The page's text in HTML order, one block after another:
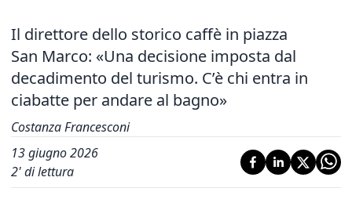
Il direttore dello storico caffè in piazza
San Marco: «Una decisione imposta dal
decadimento del turismo. C’è chi entra in
ciabatte per andare al bagno»
Costanza Francesconi
13 giugno 2026
2' di lettura